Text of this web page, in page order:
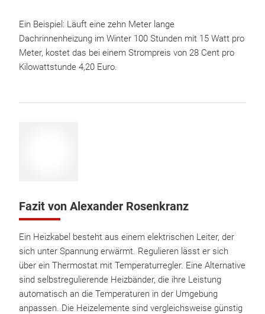
Ein Beispiel: Läuft eine zehn Meter lange
Dachrinnenheizung im Winter 100 Stunden mit 15 Watt pro
Meter, kostet das bei einem Strompreis von 28 Cent pro
Kilowattstunde 4,20 Euro.
Fazit von Alexander Rosenkranz
Ein Heizkabel besteht aus einem elektrischen Leiter, der
sich unter Spannung erwärmt. Regulieren lässt er sich
über ein Thermostat mit Temperaturregler. Eine Alternative
sind selbstregulierende Heizbänder, die ihre Leistung
automatisch an die Temperaturen in der Umgebung
anpassen. Die Heizelemente sind vergleichsweise günstig